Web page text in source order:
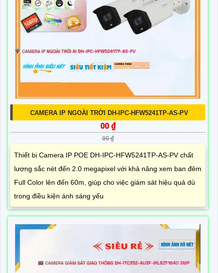
CAMERA IP NGOÀI TRỜI DH-IPC-HFW5241TP-AS-PV
00 ₫
00 ₫
Thiết bị Camera IP POE DH-IPC-HFW5241TP-AS-PV chất
lượng sắc nét đến 2.0 megapixel với khả năng xem ban đêm
Full Color lên đến 60m, giúp cho việc giám sát hiệu quả dù
trong điều kiện ánh sáng yếu